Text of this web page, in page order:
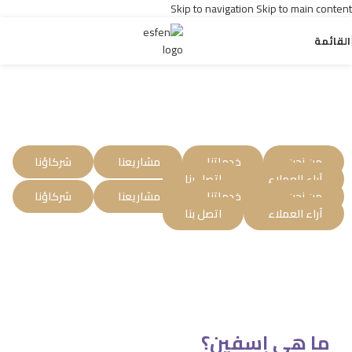
Skip to navigationSkip to main content
القائمة
من نحن خدماتنا مشاريعنا
شركاؤنا
آراء العملاء
اتصل بنا
من نحن
خدماتنا مشاريعنا
شركاؤنا
آراء العملاء
اتصل بنا
ما هي إسفين؟